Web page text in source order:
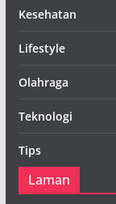
Kesehatan
Lifestyle
Olahraga
Teknologi
Tips
Laman